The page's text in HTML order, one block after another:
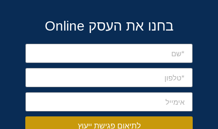
בחנו את העסק Online
לתיאום פגישת ייעוץ